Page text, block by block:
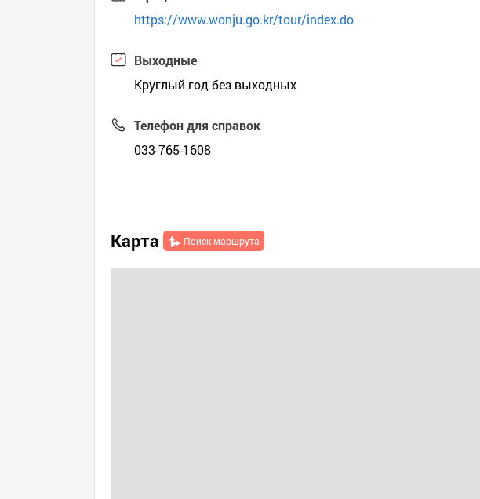
https://www.wonju.go.kr/tour/index.do
Выходные
Круглый год без выходных
Телефон для справок
033-765-1608
Карта Поиск маршрута